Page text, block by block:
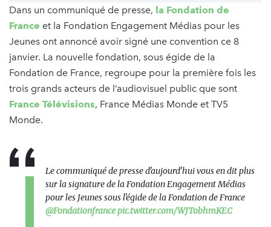
Dans un communiqué de presse, la Fondation de
France et la Fondation Engagement Médias pour les
Jeunes ont annoncé avoir signé une convention ce 8
janvier. La nouvelle fondation, sous égide de la
Fondation de France, regroupe pour la première fois les
trois grands acteurs de l’audiovisuel public que sont
France Télévisions, France Médias Monde et TV5
Monde.
Le communiqué de presse d'aujourd'hui vous en dit plus
sur la signature de la Fondation Engagement Médias
pour les Jeunes sous l'égide de la Fondation de France
@Fondationfrancepic.twitter.com/WJTobhmKEC